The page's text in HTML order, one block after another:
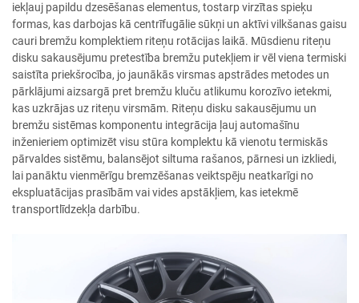
iekļauj papildu dzesēšanas elementus, tostarp virzītas spieķu
formas, kas darbojas kā centrīfugālie sūkņi un aktīvi vilkšanas gaisu
cauri bremžu komplektiem riteņu rotācijas laikā. Mūsdienu riteņu
disku sakausējumu pretestība bremžu putekļiem ir vēl viena termiski
saistīta priekšrocība, jo jaunākās virsmas apstrādes metodes un
pārklājumi aizsargā pret bremžu kluču atlikumu korozīvo ietekmi,
kas uzkrājas uz riteņu virsmām. Riteņu disku sakausējumu un
bremžu sistēmas komponentu integrācija ļauj automašīnu
inženieriem optimizēt visu stūra komplektu kā vienotu termiskās
pārvaldes sistēmu, balansējot siltuma rašanos, pārnesi un izkliedi,
lai panāktu vienmērīgu bremzēšanas veiktspēju neatkarīgi no
ekspluatācijas prasībām vai vides apstākļiem, kas ietekmē
transportlīdzekļa darbību.